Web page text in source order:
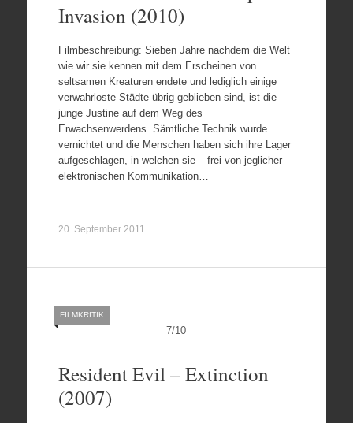
Invasion (2010)
Filmbeschreibung: Sieben Jahre nachdem die Welt
wie wir sie kennen mit dem Erscheinen von
seltsamen Kreaturen endete und lediglich einige
verwahrloste Städte übrig geblieben sind, ist die
junge Justine auf dem Weg des
Erwachsenwerdens. Sämtliche Technik wurde
vernichtet und die Menschen haben sich ihre Lager
aufgeschlagen, in welchen sie – frei von jeglicher
elektronischen Kommunikation…
20. September 2011
7/10
FILMKRITIK
Resident Evil – Extinction
(2007)